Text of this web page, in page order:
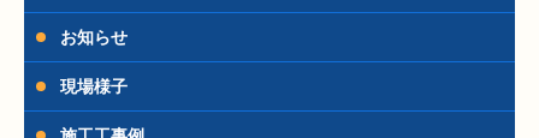
お知らせ
現場様子